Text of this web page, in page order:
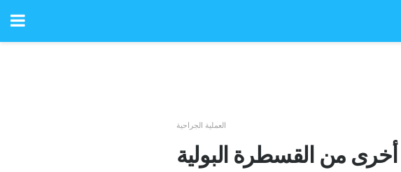
العملية الجراحية
من القسطرة البولية